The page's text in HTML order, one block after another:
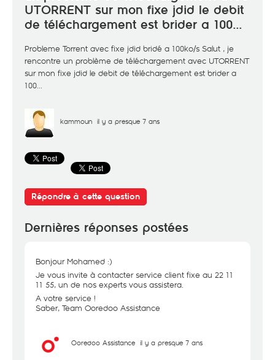
UTORRENT sur mon fixe jdid le debit
de téléchargement est brider a 100...
Probleme Torrent avec fixe jdid bridé a 100ko/s Salut , je
rencontre un problème de téléchargement avec UTORRENT
sur mon fixe jdid le debit de téléchargement est brider a
100...
kammoun il y a presque 7 ans
Répondre à cette question
Dernières réponses postées
Bonjour Mohamed :)
Je vous invite à contacter service client fixe au 22 11
11 55, un de nos experts vous assistera.
A votre service !
Saber, Team Ooredoo Assistance
Ooredoo Assistance il y a presque 7 ans